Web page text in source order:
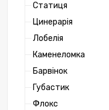
Статиця
Цинерарія
Лобелія
Каменеломка
Барвінок
Губастик
Флокс